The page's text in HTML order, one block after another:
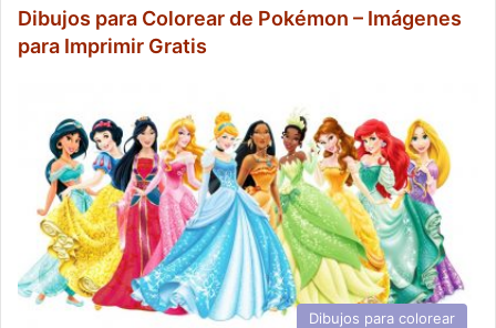
Dibujos para Colorear de Pokémon – Imágenes
para Imprimir Gratis
Dibujos para colorear